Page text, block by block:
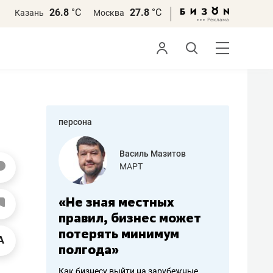
Казань 26.8 °С Москва 27.8 °С
персона
работа
Василь Мазитов
МАРТ
«Не зная местных
правил, бизнес может
потерять минимум
полгода»